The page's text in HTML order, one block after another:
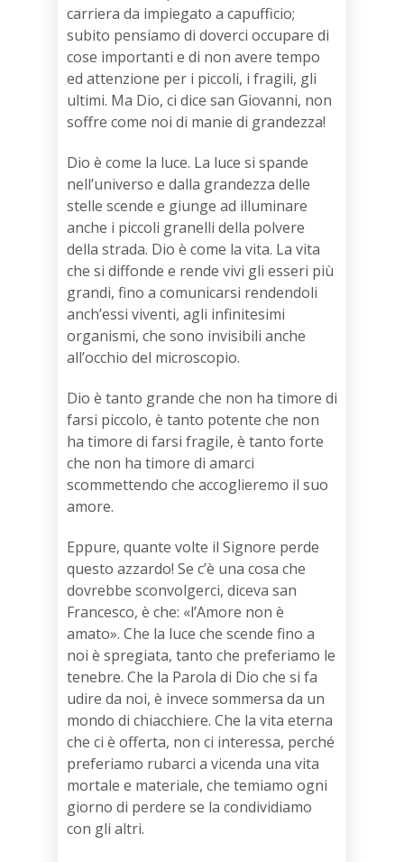
carriera da impiegato a capufficio;
subito pensiamo di doverci occupare di
cose importanti e di non avere tempo
ed attenzione per i piccoli, i fragili, gli
ultimi. Ma Dio, ci dice san Giovanni, non
soffre come noi di manie di grandezza!
Dio è come la luce. La luce si spande
nell’universo e dalla grandezza delle
stelle scende e giunge ad illuminare
anche i piccoli granelli della polvere
della strada. Dio è come la vita. La vita
che si diffonde e rende vivi gli esseri più
grandi, fino a comunicarsi rendendoli
anch’essi viventi, agli infinitesimi
organismi, che sono invisibili anche
all’occhio del microscopio.
Dio è tanto grande che non ha timore di
farsi piccolo, è tanto potente che non
ha timore di farsi fragile, è tanto forte
che non ha timore di amarci
scommettendo che accoglieremo il suo
amore.
Eppure, quante volte il Signore perde
questo azzardo! Se c’è una cosa che
dovrebbe sconvolgerci, diceva san
Francesco, è che: «l’Amore non è
amato». Che la luce che scende fino a
noi è spregiata, tanto che preferiamo le
tenebre. Che la Parola di Dio che si fa
udire da noi, è invece sommersa da un
mondo di chiacchiere. Che la vita eterna
che ci è offerta, non ci interessa, perché
preferiamo rubarci a vicenda una vita
mortale e materiale, che temiamo ogni
giorno di perdere se la condividiamo
con gli altri.